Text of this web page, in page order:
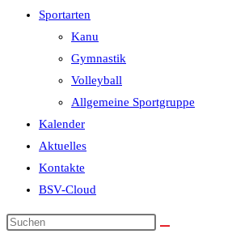
Sportarten
Kanu
Gymnastik
Volleyball
Allgemeine Sportgruppe
Kalender
Aktuelles
Kontakte
BSV-Cloud